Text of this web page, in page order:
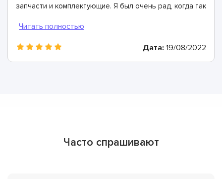
запчасти и комплектующие. Я был очень рад, когда так
прицел буквально заново и полностью восстановили
мастера!
Дата: 19/08/2022
Часто спрашивают